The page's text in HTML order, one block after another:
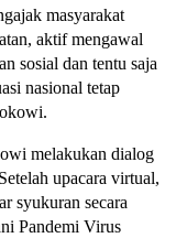
masyarakat
aktif mengawal
sosial dan tentu saja
nasional tetap
melakukan dialog
upacara virtual,
syukuran secara
Pandemi Virus